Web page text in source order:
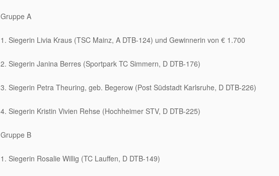
Gruppe A
1. Siegerin Livia Kraus (TSC Mainz, A DTB-124) und Gewinnerin von € 1.700
2. Siegerin Janina Berres (Sportpark TC Simmern, D DTB-176)
3. Siegerin Petra Theuring, geb. Begerow (Post Südstadt Karlsruhe, D DTB-226)
4. Siegerin Kristin Vivien Rehse (Hochheimer STV, D DTB-225)
Gruppe B
1. Siegerin Rosalie Willig (TC Lauffen, D DTB-149)